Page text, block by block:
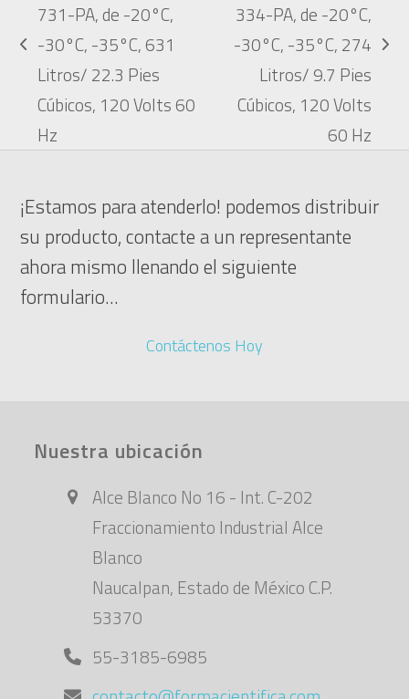
previous
post:
731-PA, de -20°C,
-30°C, -35°C, 631
Litros/ 22.3 Pies
Cúbicos, 120 Volts 60
Hz
next
334-PA, de -20°C,
-30°C, -35°C, 274
Litros/ 9.7 Pies
Cúbicos, 120 Volts
60 Hz
¡Estamos para atenderlo! podemos distribuir
su producto, contacte a un representante
ahora mismo llenando el siguiente
formulario...
Contáctenos Hoy
Nuestra ubicación
Alce Blanco No 16 - Int. C-202
Fraccionamiento Industrial Alce
Blanco
Naucalpan, Estado de México C.P.
53370
55-3185-6985